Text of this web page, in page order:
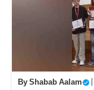
ByShabab Aalam